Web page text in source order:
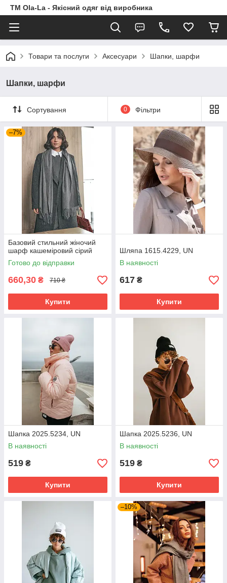
TM Ola-La - Якісний одяг від виробника
Товари та послуги Аксесуари Шапки, шарфи
Шапки, шарфи
Сортування 0 Фільтри
–7%
Базовий стильний жіночий
шарф кашеміровий сірий
Готово до відправки
660,30 ₴ 710 ₴
Купити
Шляпа 1615.4229, UN
В наявності
617 ₴
Купити
Шапка 2025.5234, UN
В наявності
519 ₴
Купити
Шапка 2025.5236, UN
В наявності
519 ₴
Купити
–10%